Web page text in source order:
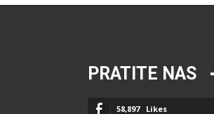
PRATITE NAS
58,897 Likes